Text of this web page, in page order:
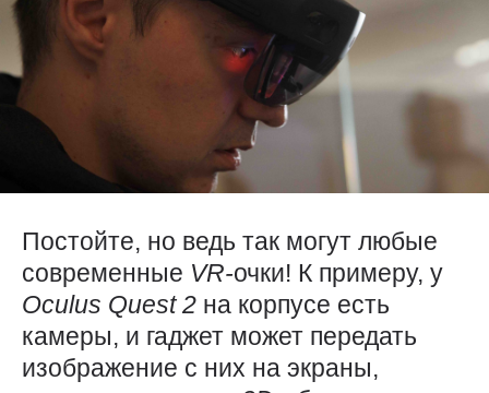
Постойте, но ведь так могут любые
современные VR-очки! К примеру, у
Oculus Quest 2 на корпусе есть
камеры, и гаджет может передать
изображение с них на экраны,